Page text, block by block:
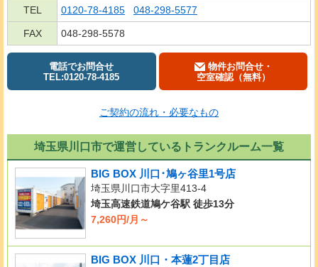
TEL 0120-78-4185 048-298-5577
FAX 048-298-5578
電話でお問合せ
TEL:0120-78-4185
物件お問合せ・
空室確認（無料）
ご契約の流れ・必要なもの
埼玉県川口市で運営しているトランクルーム一覧
BIG BOX 川口･鳩ヶ谷里1号店
埼玉県川口市大字里413-4
埼玉高速鉄道鳩ケ谷駅 徒歩13分
7,260円/月～
BIG BOX 川口・本蓮2丁目店